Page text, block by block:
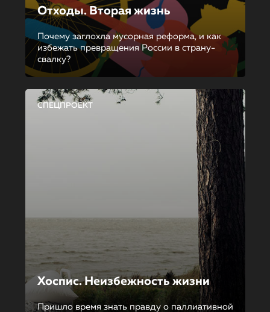
Отходы. Вторая жизнь
Почему заглохла мусорная реформа, и как
избежать превращения России в страну-
свалку?
СПЕЦПРОЕКТ
Хоспис. Неизбежность жизни
Пришло время знать правду о паллиативной